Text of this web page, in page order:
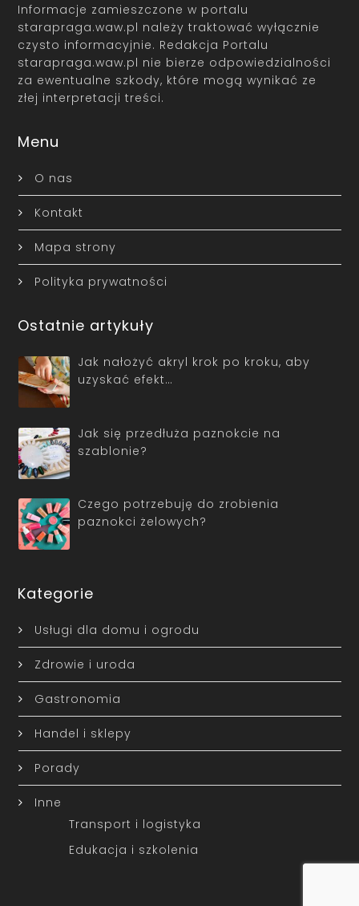
Informacje zamieszczone w portalu
starapraga.waw.pl należy traktować wyłącznie
czysto informacyjnie. Redakcja Portalu
starapraga.waw.pl nie bierze odpowiedzialności
za ewentualne szkody, które mogą wynikać ze
złej interpretacji treści.
Menu
O nas
Kontakt
Mapa strony
Polityka prywatności
Ostatnie artykuły
Jak nałożyć akryl krok po kroku, aby
uzyskać efekt…
Jak się przedłuża paznokcie na
szablonie?
Czego potrzebuję do zrobienia
paznokci żelowych?
Kategorie
Usługi dla domu i ogrodu
Zdrowie i uroda
Gastronomia
Handel i sklepy
Porady
Inne
Transport i logistyka
Edukacja i szkolenia